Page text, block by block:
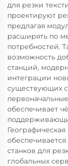
для резки
проектируют
предлагая
расширять по
потребностей.
возможность
станций,
интеграции
существующих
обеспечивает
станков для
глобальных